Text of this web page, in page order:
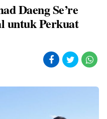
Daeng Se’re
untuk Perkuat